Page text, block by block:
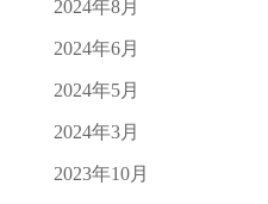
2024年8月
2024年6月
2024年5月
2024年3月
2023年10月